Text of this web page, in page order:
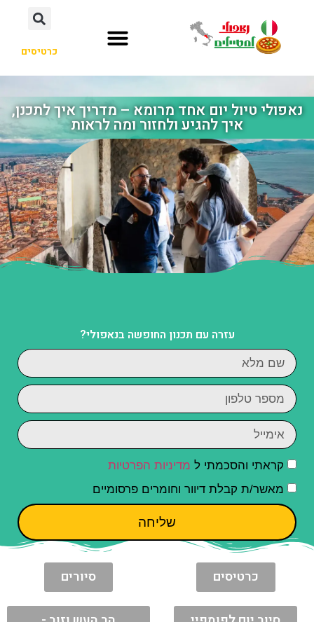
כרטיסים
נאפולי טיול יום אחד מרומא – מדריך איך לתכנן,
איך להגיע ולחזור ומה לראות
עזרה עם תכנון החופשה בנאפולי?
קראתי והסכמתי ל מדיניות הפרטיות
מאשר/ת קבלת דיוור וחומרים פרסומיים
שליחה
כרטיסים סיורים